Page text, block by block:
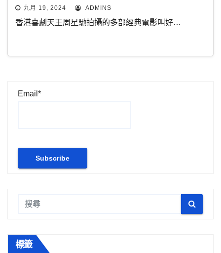
九月 19, 2024 ADMINS
香港喜劇天王周星馳拍攝的多部經典電影叫好…
Email*
標籤